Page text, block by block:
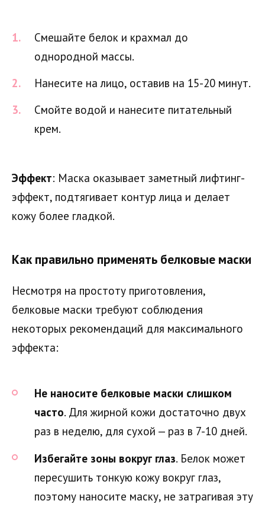
Смешайте белок и крахмал до
однородной массы.
Нанесите на лицо, оставив на 15-20 минут.
Смойте водой и нанесите питательный
крем.
Эффект: Маска оказывает заметный лифтинг-
эффект, подтягивает контур лица и делает
кожу более гладкой.
Как правильно применять белковые маски
Несмотря на простоту приготовления,
белковые маски требуют соблюдения
некоторых рекомендаций для максимального
эффекта:
Не наносите белковые маски слишком
часто. Для жирной кожи достаточно двух
раз в неделю, для сухой — раз в 7-10 дней.
Избегайте зоны вокруг глаз. Белок может
пересушить тонкую кожу вокруг глаз,
поэтому наносите маску, не затрагивая эту